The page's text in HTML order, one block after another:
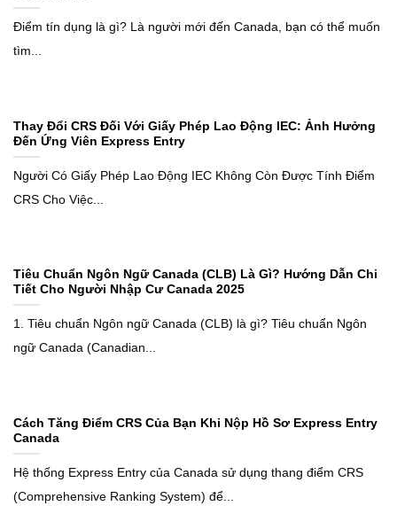
Điểm tín dụng là gì? Là người mới đến Canada, bạn có thể muốn
tìm...
Thay Đổi CRS Đối Với Giấy Phép Lao Động IEC: Ảnh Hưởng
Đến Ứng Viên Express Entry
Người Có Giấy Phép Lao Động IEC Không Còn Được Tính Điểm
CRS Cho Việc...
Tiêu Chuẩn Ngôn Ngữ Canada (CLB) Là Gì? Hướng Dẫn Chi
Tiết Cho Người Nhập Cư Canada 2025
1. Tiêu chuẩn Ngôn ngữ Canada (CLB) là gì? Tiêu chuẩn Ngôn
ngữ Canada (Canadian...
Cách Tăng Điểm CRS Của Bạn Khi Nộp Hồ Sơ Express Entry
Canada
Hệ thống Express Entry của Canada sử dụng thang điểm CRS
(Comprehensive Ranking System) để...